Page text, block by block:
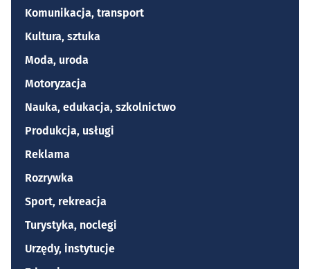
Komunikacja, transport
Kultura, sztuka
Moda, uroda
Motoryzacja
Nauka, edukacja, szkolnictwo
Produkcja, usługi
Reklama
Rozrywka
Sport, rekreacja
Turystyka, noclegi
Urzędy, instytucje